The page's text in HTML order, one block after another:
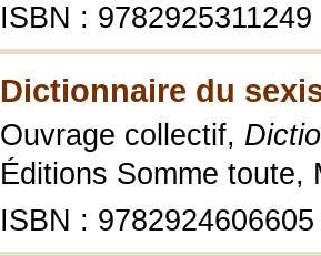
ISBN : 9782925311249
Dictionnaire du
Ouvrage collectif,
Éditions Somme toute,
ISBN : 9782924606605